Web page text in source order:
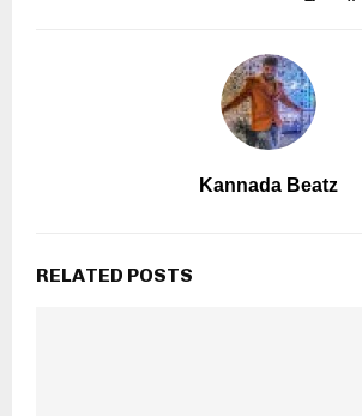
Kannada Beatz
RELATED POSTS